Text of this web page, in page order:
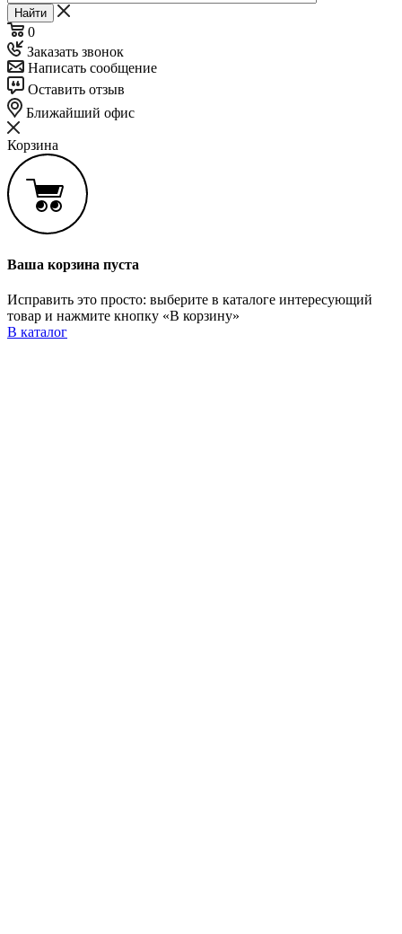
Найти
0
Заказать звонок
Написать сообщение
Оставить отзыв
Ближайший офис
Корзина
Ваша корзина пуста
Исправить это просто: выберите в каталоге интересующий
товар и нажмите кнопку «В корзину»
В каталог